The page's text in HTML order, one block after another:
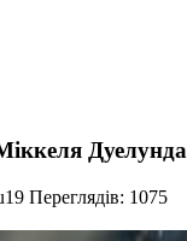
Дуелунда
Переглядів: 1075